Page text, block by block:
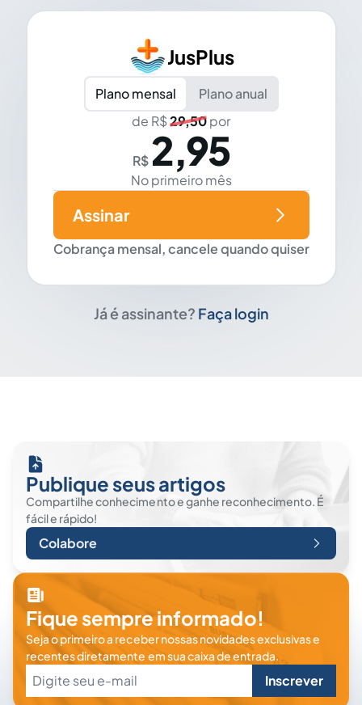
JusPlus
Plano mensal
Plano anual
de R$29,50por
R$ 2,95
No primeiro mês
Cobrança mensal, cancele quando quiser
Assinar
Já é assinante? Faça login
Publique seus artigos
Compartilhe conhecimento e ganhe reconhecimento. É
fácil e rápido!
Colabore
Fique sempre informado!
Seja o primeiro a receber nossas novidades exclusivas e
recentes diretamente em sua caixa de entrada.
Inscrever